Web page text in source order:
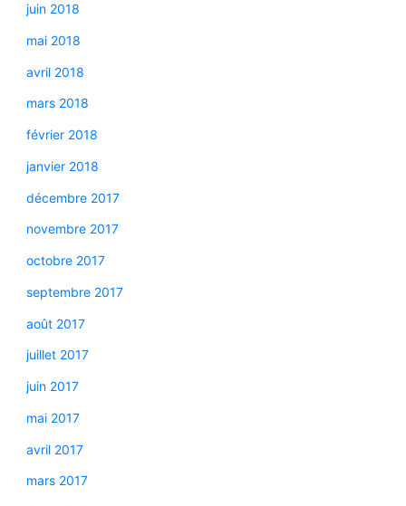
juin 2018
mai 2018
avril 2018
mars 2018
février 2018
janvier 2018
décembre 2017
novembre 2017
octobre 2017
septembre 2017
août 2017
juillet 2017
juin 2017
mai 2017
avril 2017
mars 2017